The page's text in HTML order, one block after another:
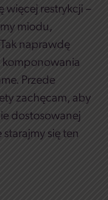
więcej restrykcji –
miodu,
naprawdę
komponowania
Przede
zachęcam, aby
dostosowanej
się ten